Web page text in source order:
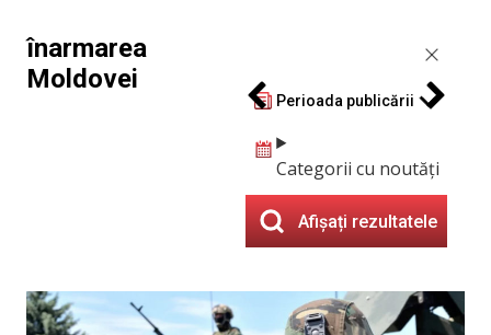
înarmarea
Moldovei
Perioada publicării
Categorii cu noutăți
Afișați rezultatele